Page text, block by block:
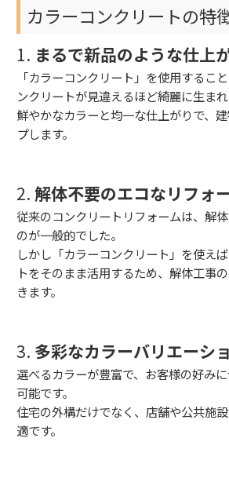
カラーコンクリートの特
1. まるで新品のような仕上
「カラーコンクリート」を使用すること
ンクリートが見違えるほど綺麗に生まれ
鮮やかなカラーと均一な仕上がりで、
プします。
2. 解体不要のエコなリフォ
従来のコンクリートリフォームは、解
のが一般的でした。
しかし「カラーコンクリート」を使え
トをそのまま活用するため、 解体工事
きます。
3. 多彩なカラーバリエーシ
選べるカラーが豊富で、お客様の好み
可能です。
住宅の外構だけでなく、店舗や公共施
適です。